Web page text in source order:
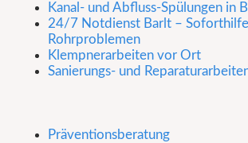
Kanal- und Abfluss-Spülungen in
24/7 Notdienst Barlt –
Rohrproblemen
Klempnerarbeiten vor Ort
Sanierungs- und
Präventionsberatung